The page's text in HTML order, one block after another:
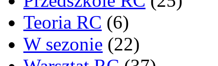
Teoria RC (6)
W sezonie (22)